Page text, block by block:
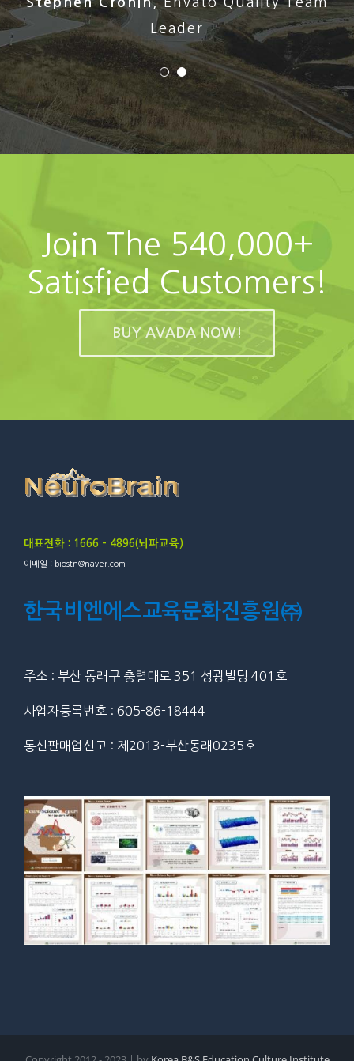
Leader
Join The 540,000+
Satisfied Customers!
BUY AVADA NOW!
대표전화 : 1666 – 4896(뇌파교육)
이메일 : biostn@naver.com
한국비엔에스교육문화진흥원㈜
주소 : 부산 동래구 충렬대로 351 성광빌딩 401호
사업자등록번호 : 605-86-18444
통신판매업신고 : 제2013-부산동래0235호